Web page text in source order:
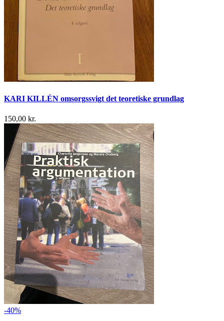
KARI KILLÉN omsorgssvigt det teoretiske grundlag
150,00 kr.
-40%